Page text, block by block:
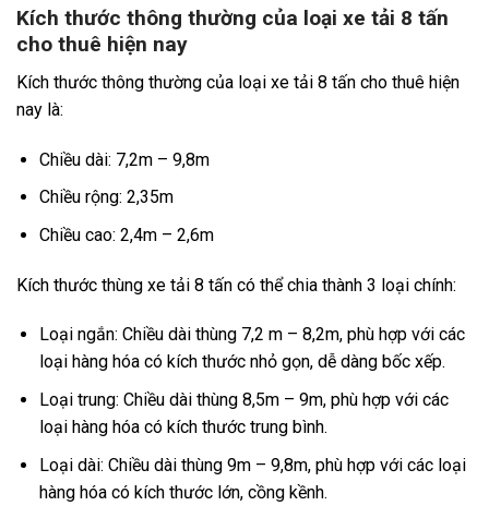
Kích thước thông thường của loại xe tải 8 tấn
cho thuê hiện nay
Kích thước thông thường của loại xe tải 8 tấn cho thuê hiện
nay là:
Chiều dài: 7,2m – 9,8m
Chiều rộng: 2,35m
Chiều cao: 2,4m – 2,6m
Kích thước thùng xe tải 8 tấn có thể chia thành 3 loại chính:
Loại ngắn: Chiều dài thùng 7,2 m – 8,2m, phù hợp với các
loại hàng hóa có kích thước nhỏ gọn, dễ dàng bốc xếp.
Loại trung: Chiều dài thùng 8,5m – 9m, phù hợp với các
loại hàng hóa có kích thước trung bình.
Loại dài: Chiều dài thùng 9m – 9,8m, phù hợp với các loại
hàng hóa có kích thước lớn, cồng kềnh.